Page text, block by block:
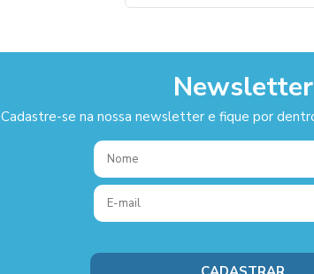
Newsletter
Cadastre-se na nossa newsletter e fique por